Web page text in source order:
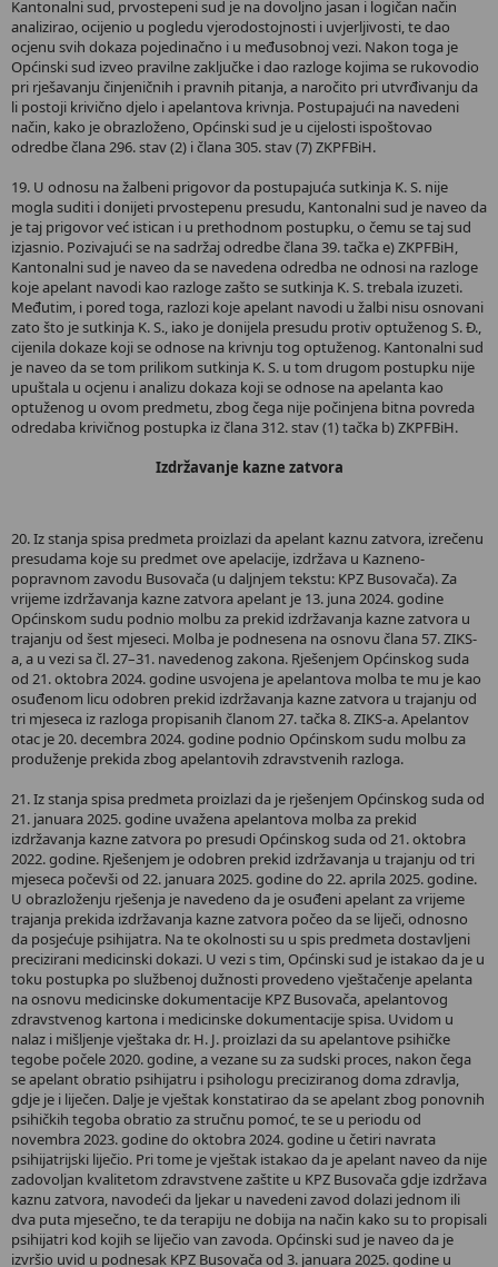
Kantonalni sud, prvostepeni sud je na dovoljno jasan i logičan način
analizirao, ocijenio u pogledu vjerodostojnosti i uvjerljivosti, te dao
ocjenu svih dokaza pojedinačno i u međusobnoj vezi. Nakon toga je
Općinski sud izveo pravilne zaključke i dao razloge kojima se rukovodio
pri rješavanju činjeničnih i pravnih pitanja, a naročito pri utvrđivanju da
li postoji krivično djelo i apelantova krivnja. Postupajući na navedeni
način, kako je obrazloženo, Općinski sud je u cijelosti ispoštovao
odredbe člana 296. stav (2) i člana 305. stav (7) ZKPFBiH.
19. U odnosu na žalbeni prigovor da postupajuća sutkinja K. S. nije
mogla suditi i donijeti prvostepenu presudu, Kantonalni sud je naveo da
je taj prigovor već istican i u prethodnom postupku, o čemu se taj sud
izjasnio. Pozivajući se na sadržaj odredbe člana 39. tačka e) ZKPFBiH,
Kantonalni sud je naveo da se navedena odredba ne odnosi na razloge
koje apelant navodi kao razloge zašto se sutkinja K. S. trebala izuzeti.
Međutim, i pored toga, razlozi koje apelant navodi u žalbi nisu osnovani
zato što je sutkinja K. S., iako je donijela presudu protiv optuženog S. Đ.,
cijenila dokaze koji se odnose na krivnju tog optuženog. Kantonalni sud
je naveo da se tom prilikom sutkinja K. S. u tom drugom postupku nije
upuštala u ocjenu i analizu dokaza koji se odnose na apelanta kao
optuženog u ovom predmetu, zbog čega nije počinjena bitna povreda
odredaba krivičnog postupka iz člana 312. stav (1) tačka b) ZKPFBiH.
Izdržavanje kazne zatvora
20. Iz stanja spisa predmeta proizlazi da apelant kaznu zatvora, izrečenu
presudama koje su predmet ove apelacije, izdržava u Kazneno-
popravnom zavodu Busovača (u daljnjem tekstu: KPZ Busovača). Za
vrijeme izdržavanja kazne zatvora apelant je 13. juna 2024. godine
Općinskom sudu podnio molbu za prekid izdržavanja kazne zatvora u
trajanju od šest mjeseci. Molba je podnesena na osnovu člana 57. ZIKS-
a, a u vezi sa čl. 27–31. navedenog zakona. Rješenjem Općinskog suda
od 21. oktobra 2024. godine usvojena je apelantova molba te mu je kao
osuđenom licu odobren prekid izdržavanja kazne zatvora u trajanju od
tri mjeseca iz razloga propisanih članom 27. tačka 8. ZIKS-a. Apelantov
otac je 20. decembra 2024. godine podnio Općinskom sudu molbu za
produženje prekida zbog apelantovih zdravstvenih razloga.
21. Iz stanja spisa predmeta proizlazi da je rješenjem Općinskog suda od
21. januara 2025. godine uvažena apelantova molba za prekid
izdržavanja kazne zatvora po presudi Općinskog suda od 21. oktobra
2022. godine. Rješenjem je odobren prekid izdržavanja u trajanju od tri
mjeseca počevši od 22. januara 2025. godine do 22. aprila 2025. godine.
U obrazloženju rješenja je navedeno da je osuđeni apelant za vrijeme
trajanja prekida izdržavanja kazne zatvora počeo da se liječi, odnosno
da posjećuje psihijatra. Na te okolnosti su u spis predmeta dostavljeni
precizirani medicinski dokazi. U vezi s tim, Općinski sud je istakao da je u
toku postupka po službenoj dužnosti provedeno vještačenje apelanta
na osnovu medicinske dokumentacije KPZ Busovača, apelantovog
zdravstvenog kartona i medicinske dokumentacije spisa. Uvidom u
nalaz i mišljenje vještaka dr. H. J. proizlazi da su apelantove psihičke
tegobe počele 2020. godine, a vezane su za sudski proces, nakon čega
se apelant obratio psihijatru i psihologu preciziranog doma zdravlja,
gdje je i liječen. Dalje je vještak konstatirao da se apelant zbog ponovnih
psihičkih tegoba obratio za stručnu pomoć, te se u periodu od
novembra 2023. godine do oktobra 2024. godine u četiri navrata
psihijatrijski liječio. Pri tome je vještak istakao da je apelant naveo da nije
zadovoljan kvalitetom zdravstvene zaštite u KPZ Busovača gdje izdržava
kaznu zatvora, navodeći da ljekar u navedeni zavod dolazi jednom ili
dva puta mjesečno, te da terapiju ne dobija na način kako su to propisali
psihijatri kod kojih se liječio van zavoda. Općinski sud je naveo da je
izvršio uvid u podnesak KPZ Busovača od 3. januara 2025. godine u